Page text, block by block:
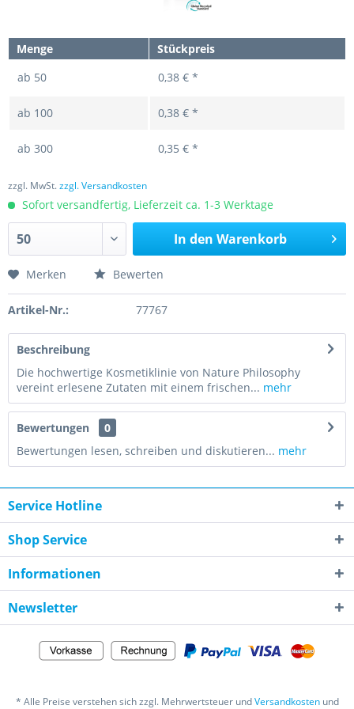
Menge
Stückpreis
ab 50 0,38 € *
ab 100 0,38 € *
ab 300 0,35 € *
zzgl. MwSt.zzgl. Versandkosten
Sofort versandfertig, Lieferzeit ca. 1-3 Werktage
In den Warenkorb
Merken Bewerten
Artikel-Nr.: 77767
Beschreibung
Die hochwertige Kosmetiklinie von Nature Philosophy
vereint erlesene Zutaten mit einem frischen... mehr
Bewertungen
0
Bewertungen lesen, schreiben und diskutieren... mehr
Service Hotline
Shop Service
Informationen
Newsletter
* Alle Preise verstehen sich zzgl. Mehrwertsteuer undVersandkostenund